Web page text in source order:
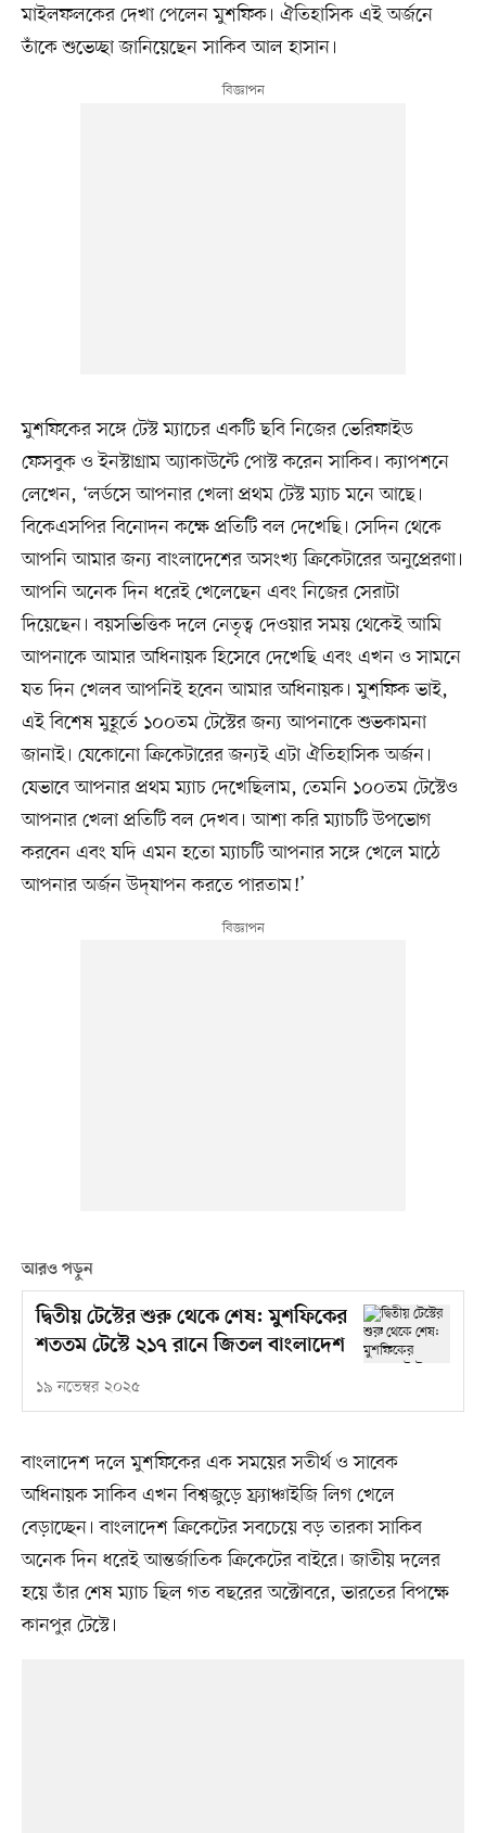
মাইলফলকের দেখা পেলেন মুশফিক। ঐতিহাসিক এই অর্জনে
তাঁকে শুভেচ্ছা জানিয়েছেন সাকিব আল হাসান।
মুশফিকের সঙ্গে টেস্ট ম্যাচের একটি ছবি নিজের ভেরিফাইড
ফেসবুক ও ইনস্টাগ্রাম অ্যাকাউন্টে পোস্ট করেন সাকিব। ক্যাপশনে
লেখেন, ‘লর্ডসে আপনার খেলা প্রথম টেস্ট ম্যাচ মনে আছে।
বিকেএসপির বিনোদন কক্ষে প্রতিটি বল দেখেছি। সেদিন থেকে
আপনি আমার জন্য বাংলাদেশের অসংখ্য ক্রিকেটারের অনুপ্রেরণা।
আপনি অনেক দিন ধরেই খেলেছেন এবং নিজের সেরাটা
দিয়েছেন। বয়সভিত্তিক দলে নেতৃত্ব দেওয়ার সময় থেকেই আমি
আপনাকে আমার অধিনায়ক হিসেবে দেখেছি এবং এখন ও সামনে
যত দিন খেলব আপনিই হবেন আমার অধিনায়ক। মুশফিক ভাই,
এই বিশেষ মুহূর্তে ১০০তম টেস্টের জন্য আপনাকে শুভকামনা
জানাই। যেকোনো ক্রিকেটারের জন্যই এটা ঐতিহাসিক অর্জন।
যেভাবে আপনার প্রথম ম্যাচ দেখেছিলাম, তেমনি ১০০তম টেস্টেও
আপনার খেলা প্রতিটি বল দেখব। আশা করি ম্যাচটি উপভোগ
করবেন এবং যদি এমন হতো ম্যাচটি আপনার সঙ্গে খেলে মাঠে
আপনার অর্জন উদ্‌যাপন করতে পারতাম!’
আরও পড়ুন
দ্বিতীয় টেস্টের শুরু থেকে শেষ: মুশফিকের
শততম টেস্টে ২১৭ রানে জিতল বাংলাদেশ
১৯ নভেম্বর ২০২৫
বাংলাদেশ দলে মুশফিকের এক সময়ের সতীর্থ ও সাবেক
অধিনায়ক সাকিব এখন বিশ্বজুড়ে ফ্র্যাঞ্চাইজি লিগ খেলে
বেড়াচ্ছেন। বাংলাদেশ ক্রিকেটের সবচেয়ে বড় তারকা সাকিব
অনেক দিন ধরেই আন্তর্জাতিক ক্রিকেটের বাইরে। জাতীয় দলের
হয়ে তাঁর শেষ ম্যাচ ছিল গত বছরের অক্টোবরে, ভারতের বিপক্ষে
কানপুর টেস্টে।